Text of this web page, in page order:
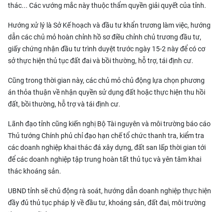
thác... Các vướng mắc này thuộc thẩm quyền giải quyết của tỉnh.
Hướng xử lý là Sở Kế hoạch và đầu tư khẩn trương làm việc, hướng
dẫn các chủ mỏ hoàn chỉnh hồ sơ điều chỉnh chủ trương đầu tư,
giấy chứng nhận đầu tư trình duyệt trước ngày 15-2 này để có cơ
sở thực hiện thủ tục đất đai và bồi thường, hỗ trợ, tái định cư.
Cũng trong thời gian này, các chủ mỏ chủ động lựa chọn phương
án thỏa thuận về nhận quyền sử dụng đất hoặc thực hiện thu hồi
đất, bồi thường, hỗ trợ và tái định cư.
Lãnh đạo tỉnh cũng kiến nghị Bộ Tài nguyên và môi trường báo cáo
Thủ tướng Chính phủ chỉ đạo hạn chế tổ chức thanh tra, kiểm tra
các doanh nghiệp khai thác đá xây dựng, đất san lấp thời gian tới
để các doanh nghiệp tập trung hoàn tất thủ tục và yên tâm khai
thác khoáng sản.
UBND tỉnh sẽ chủ động rà soát, hướng dẫn doanh nghiệp thực hiện
đầy đủ thủ tục pháp lý về đầu tư, khoáng sản, đất đai, môi trường